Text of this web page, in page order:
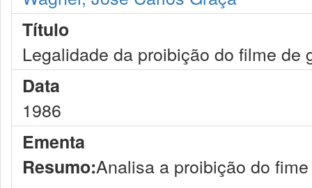
Título
Legalidade da proibição do filme de
Data
1986
Ementa
Resumo:Analisa a proibição do